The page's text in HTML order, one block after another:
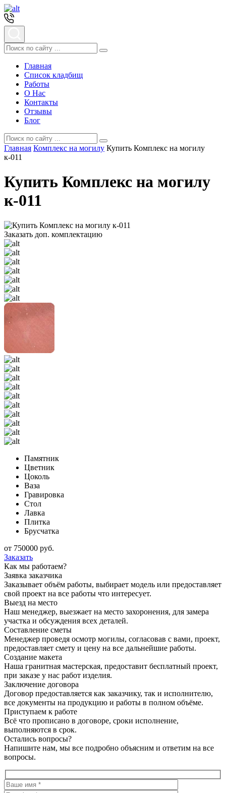
Главная
Список кладбищ
Работы
О Нас
Контакты
Отзывы
Блог
Главная Комплекс на могилу Купить Комплекс на могилу
к-011
Купить Комплекс на могилу
к-011
Заказать доп. комплектацию
Памятник
Цветник
Цоколь
Ваза
Гравировка
Стол
Лавка
Плитка
Брусчатка
от 750000 руб.
Заказать
Как мы работаем?
Заявка заказчика
Заказывает объём работы, выбирает модель или предоставляет
свой проект на все работы что интересует.
Выезд на место
Наш менеджер, выезжает на место захоронения, для замера
участка и обсуждения всех деталей.
Составление сметы
Менеджер проведя осмотр могилы, согласовав с вами, проект,
предоставляет смету и цену на все дальнейшие работы.
Создание макета
Наша гранитная мастерская, предоставит бесплатный проект,
при заказе у нас работ изделия.
Заключение договора
Договор предоставляется как заказчику, так и исполнителю,
все документы на продукцию и работы в полном объёме.
Приступаем к работе
Всё что прописано в договоре, сроки исполнение,
выполняются в срок.
Остались вопросы?
Напишите нам, мы все подробно объясним и ответим на все
вопросы.